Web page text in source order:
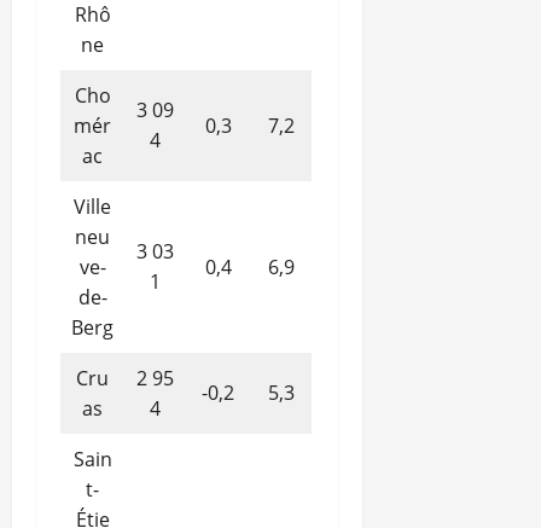
Rhô
ne
Cho
mér
ac
3 09
4
0,3 7,2
Ville
neu
ve-
de-
Berg
3 03
1
0,4 6,9
Cru
as
2 95
4
-0,2 5,3
Sain
t-
Étie